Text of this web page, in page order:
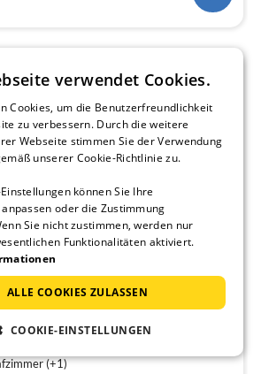
Haff - 80 Kai
(+1)
verwendet Cookies.
Cookies, um die Benutzerfreundlichkeit
zu verbessern. Durch die weitere
Webseite stimmen Sie der Verwendung
unserer Cookie-Richtlinie zu.
können Sie Ihre
oder die Zustimmung
Sie nicht zustimmen, werden nur
Funktionalitäten aktiviert.
ALLE COOKIES ZULASSEN
COOKIE-EINSTELLUNGEN